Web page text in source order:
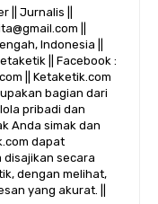
|| Jurnalis ||
||
Indonesia ||
|| Facebook :
|| Ketaketik.com
bagian dari
pribadi dan
Anda simak dan
dapat
secara
dengan melihat,
yang akurat. ||